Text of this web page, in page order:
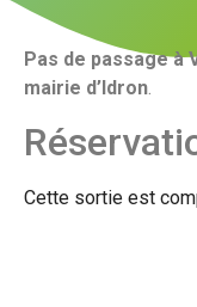
Pas de passage à
mairie d’Idron
Cette sortie est